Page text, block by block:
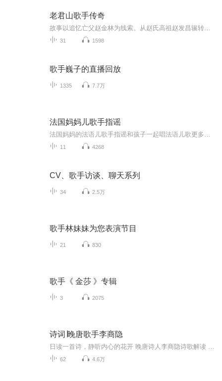
老君山歌手传奇
31 1598
歌手巍子的直播回放
1335 7.7万
法国妈妈儿歌手指谣
11 4268
CV、歌手访谈、聊天系列
34 2.5万
歌手林妹妹为您表演节目
21 830
歌手《 金莎 》专辑
3 2075
诗词∣晚唐歌手李商隐
62 4.6万